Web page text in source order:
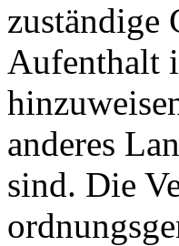
zuständige
Aufenthalt
anderes
sind. Die